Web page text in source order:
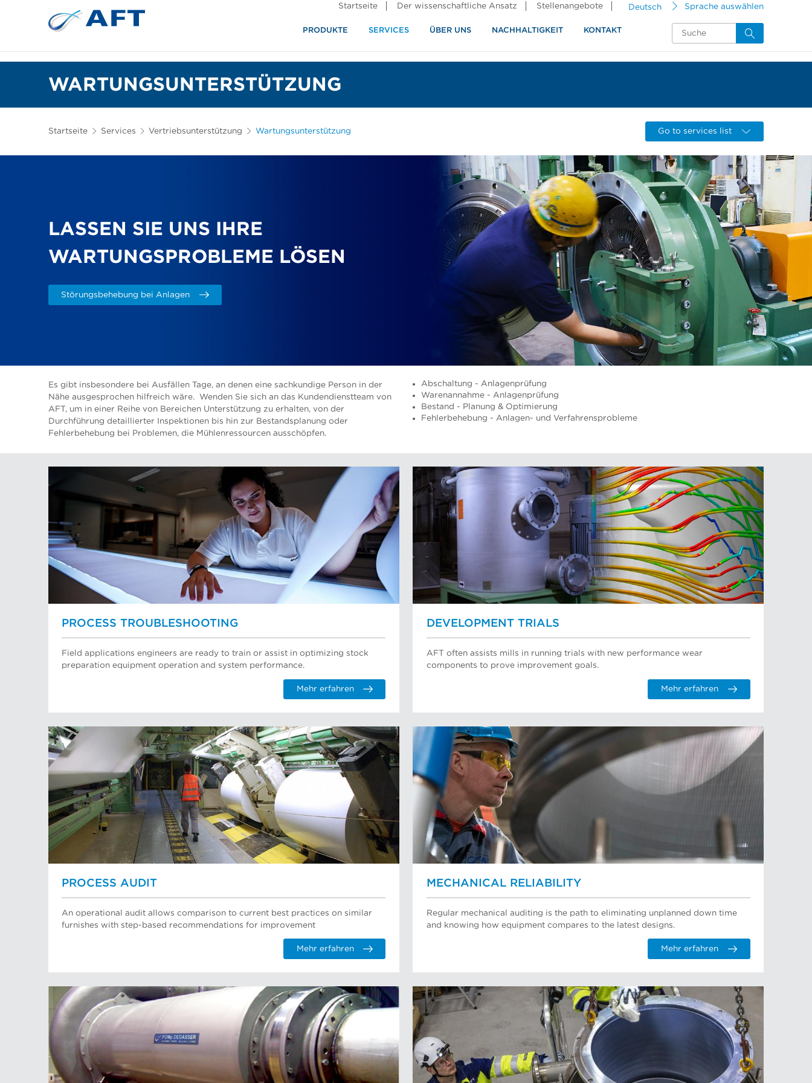
Deutsch Sprache auswählen
Startseite Der wissenschaftliche Ansatz Stellenangebote
PRODUKTE SERVICES ÜBER UNS NACHHALTIGKEIT KONTAKT
WARTUNGSUNTERSTÜTZUNG
Startseite Services Vertriebsunterstützung Wartungsunterstützung Go to services list
LASSEN SIE UNS IHRE
WARTUNGSPROBLEME LÖSEN
Störungsbehebung bei Anlagen
Es gibt insbesondere bei Ausfällen Tage, an denen eine sachkundige Person in der
Nähe ausgesprochen hilfreich wäre. Wenden Sie sich an das Kundendienstteam von
AFT, um in einer Reihe von Bereichen Unterstützung zu erhalten, von der
Durchführung detaillierter Inspektionen bis hin zur Bestandsplanung oder
Fehlerbehebung bei Problemen, die Mühlenressourcen ausschöpfen.
Abschaltung - Anlagenprüfung
Warenannahme - Anlagenprüfung
Bestand - Planung & Optimierung
Fehlerbehebung - Anlagen- und Verfahrensprobleme
PROCESS TROUBLESHOOTING
Field applications engineers are ready to train or assist in optimizing stock
preparation equipment operation and system performance.
Mehr erfahren
DEVELOPMENT TRIALS
AFT often assists mills in running trials with new performance wear
components to prove improvement goals.
Mehr erfahren
PROCESS AUDIT
An operational audit allows comparison to current best practices on similar
furnishes with step-based recommendations for improvement
Mehr erfahren
MECHANICAL RELIABILITY
Regular mechanical auditing is the path to eliminating unplanned down time
and knowing how equipment compares to the latest designs.
Mehr erfahren